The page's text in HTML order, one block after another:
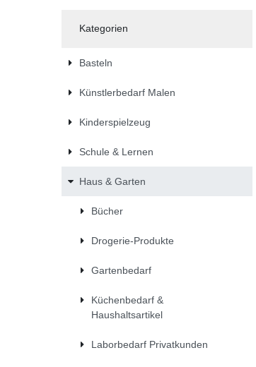
Kategorien
Basteln
Künstlerbedarf Malen
Kinderspielzeug
Schule & Lernen
Haus & Garten
Bücher
Drogerie-Produkte
Gartenbedarf
Küchenbedarf &
Haushaltsartikel
Laborbedarf Privatkunden